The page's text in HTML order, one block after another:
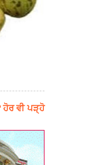
ਹੋਰ ਵੀ ਪੜ੍ਹੋ